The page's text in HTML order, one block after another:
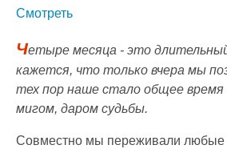
Смотреть
Четыре месяца - это
кажется, что только вчера мы
тех пор наше стало общее время
мигом, даром судьбы.
Совместно мы переживали любые